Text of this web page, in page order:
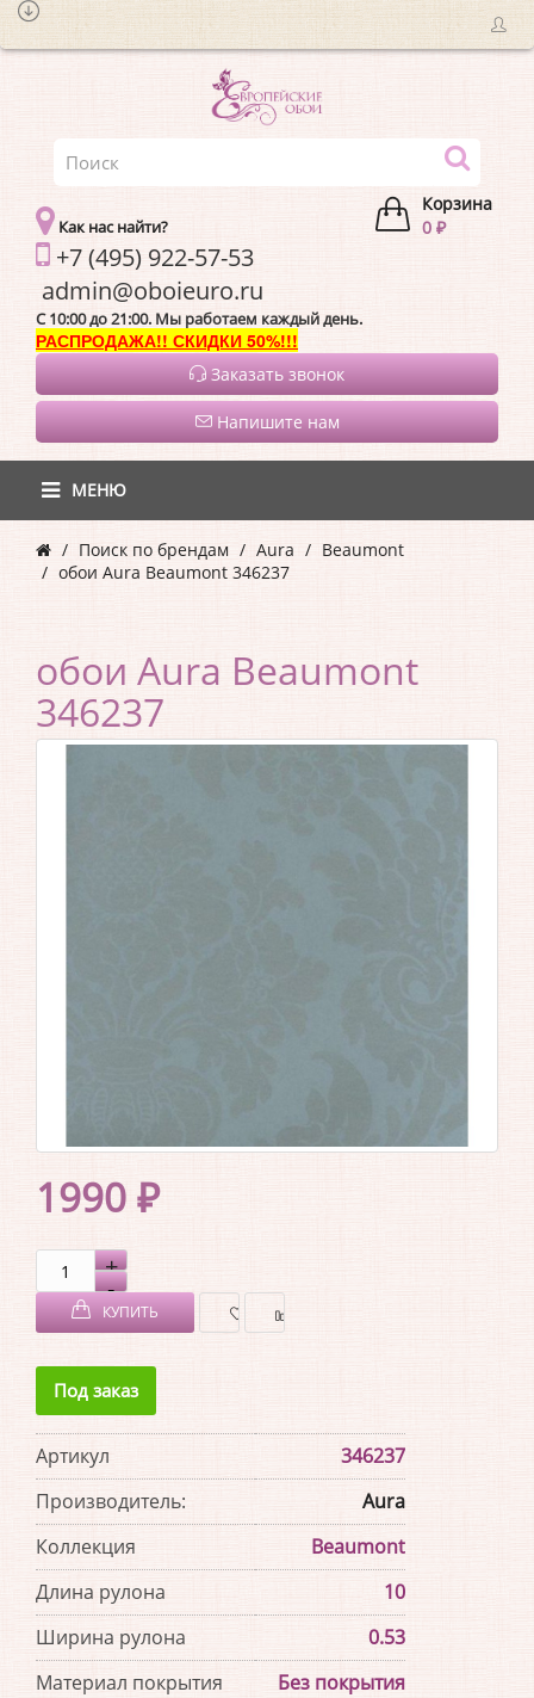
Корзина
0 ₽
Как нас найти?
+7 (495) 922-57-53
C 10:00 до 21:00. Мы работаем каждый день.
РАСПРОДАЖА!! СКИДКИ 50%!!!
Заказать звонок
Напишите нам
МЕНЮ
Поиск по брендам Aura
Beaumont
обои Aura Beaumont 346237
обои Aura Beaumont
346237
1990 ₽
КУПИТЬ
Под заказ
Артикул
346237
Производитель:
Aura
Коллекция
Beaumont
Длина рулона
10
Ширина рулона
0.53
Материал покрытия
Без покрытия